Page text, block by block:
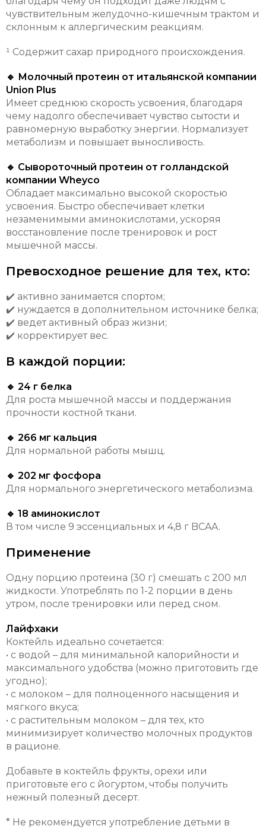
чувствительным желудочно-кишечным трактом и
склонным к аллергическим реакциям.
¹ Содержит сахар природного происхождения.
🔹 Молочный протеин от итальянской компании
Union Plus
Имеет среднюю скорость усвоения, благодаря
чему надолго обеспечивает чувство сытости и
равномерную выработку энергии. Нормализует
метаболизм и повышает выносливость.
🔹 Сывороточный протеин от голландской
компании Wheyco
Обладает максимально высокой скоростью
усвоения. Быстро обеспечивает клетки
незаменимыми аминокислотами, ускоряя
восстановление после тренировок и рост
мышечной массы.
Превосходное решение для тех, кто:
✔️ активно занимается спортом;
✔️ нуждается в дополнительном источнике белка;
✔️ ведет активный образ жизни;
✔️ корректирует вес.
В каждой порции:
🔹 24 г белка
Для роста мышечной массы и поддержания
прочности костной ткани.
🔹 266 мг кальция
Для нормальной работы мышц.
🔹 202 мг фосфора
Для нормального энергетического метаболизма.
🔹 18 аминокислот
В том числе 9 эссенциальных и 4,8 г BCAA.
Применение
Одну порцию протеина (30 г) смешать с 200 мл
жидкости. Употреблять по 1-2 порции в день
утром, после тренировки или перед сном.
Лайфхаки
Коктейль идеально сочетается:
• с водой – для минимальной калорийности и
максимального удобства (можно приготовить где
угодно);
• с молоком – для полноценного насыщения и
мягкого вкуса;
• с растительным молоком – для тех, кто
минимизирует количество молочных продуктов
в рационе.
Добавьте в коктейль фрукты, орехи или
приготовьте его с йогуртом, чтобы получить
нежный полезный десерт.
* Не рекомендуется употребление детьми в